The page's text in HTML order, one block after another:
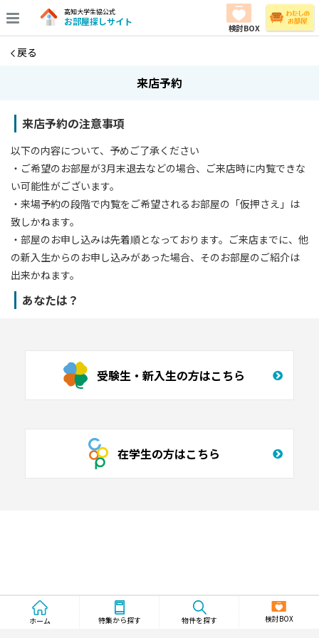
高知大学生協公式
お部屋探しサイト
検討BOX
戻る
来店予約
来店予約の注意事項
以下の内容について、予めご了承ください
・ご希望のお部屋が3月末退去などの場合、ご来店時に内覧できな
い可能性がございます。
・来場予約の段階で内覧をご希望されるお部屋の「仮押さえ」は
致しかねます。
・部屋のお申し込みは先着順となっております。ご来店までに、他
の新入生からのお申し込みがあった場合、そのお部屋のご紹介は
出来かねます。
あなたは？
受験生・新入生の方はこちら
在学生の方はこちら
ホーム 特集から探す 物件を探す 検討BOX